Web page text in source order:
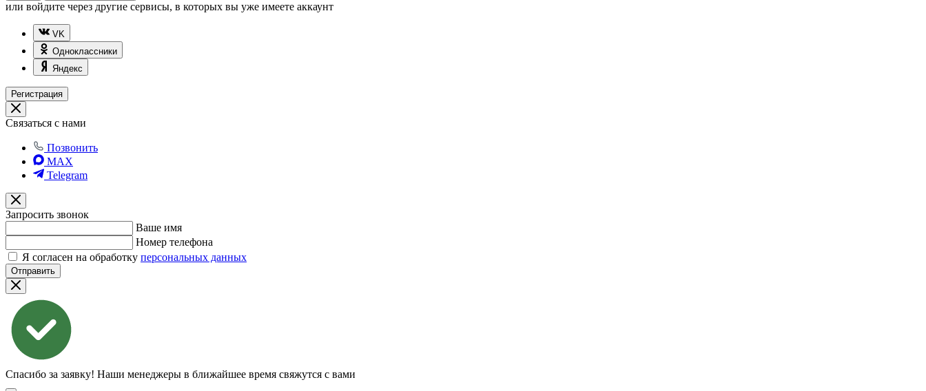
или войдите через другие сервисы, в которых вы уже имеете аккаунт
VK
Одноклассники
Яндекс
Регистрация
Связаться с нами
Позвонить
MAX
Telegram
Запросить звонок
Ваше имя
Номер телефона
Я согласен на обработку персональных данных
Отправить
Спасибо за заявку! Наши менеджеры в ближайшее время свяжутся с вами